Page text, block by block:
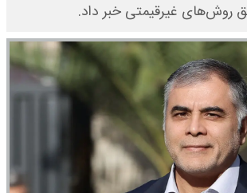
جدول
روش‌های غیرقیمتی خبر داد.